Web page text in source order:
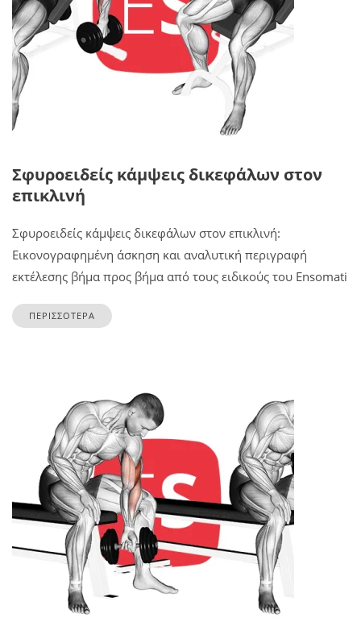
Σφυροειδείς κάμψεις δικεφάλων στον
επικλινή
Σφυροειδείς κάμψεις δικεφάλων στον επικλινή:
Εικονογραφημένη άσκηση και αναλυτική περιγραφή
εκτέλεσης βήμα προς βήμα από τους ειδικούς του Ensomati
ΠΕΡΙΣΣΟΤΕΡΑ